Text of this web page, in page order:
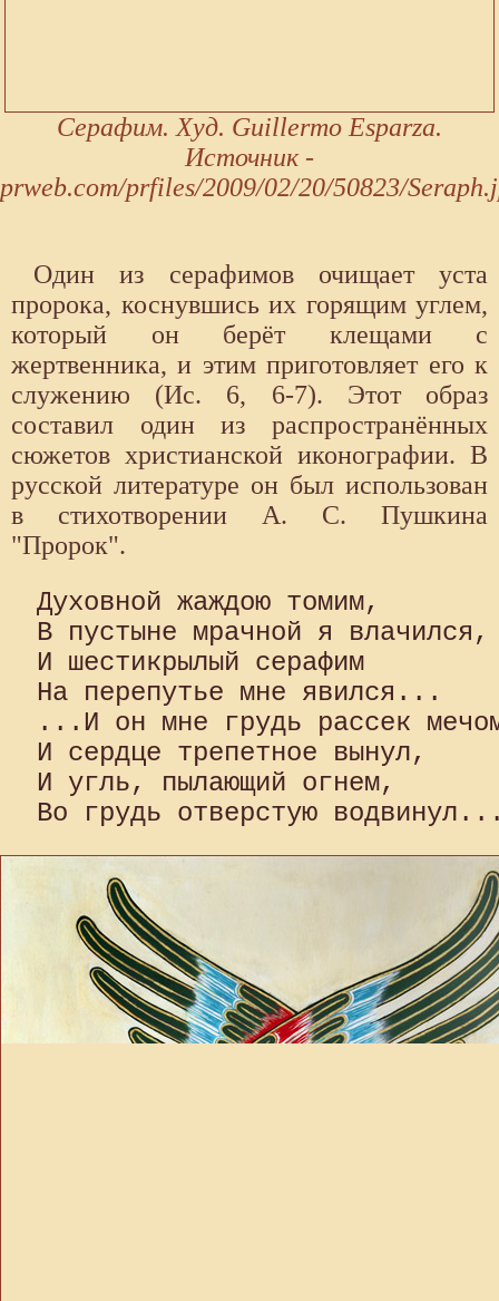
Серафим. Худ. Guillermo Esparza.
Источник -
prweb.com/prfiles/2009/02/20/50823/
Один из серафимов очищает уста
пророка, коснувшись их горящим углем,
который он берёт клещами с
жертвенника, и этим приготовляет его к
служению (Ис. 6, 6-7). Этот образ
составил один из распространённых
сюжетов христианской иконографии. В
русской литературе он был использован
в стихотворении А. С. Пушкина
"Пророк".
Духовной жаждою томим,
В пустыне мрачной я
И шестикрылый серафим
На перепутье мне явился...
...И он мне грудь рассек
И сердце трепетное вынул,
И угль, пылающий огнем,